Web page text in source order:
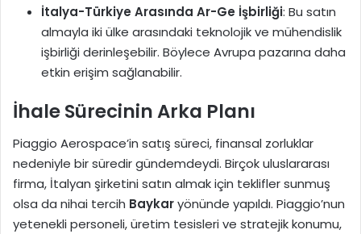
İtalya-Türkiye Arasında Ar-Ge İşbirliği: Bu satın
almayla iki ülke arasındaki teknolojik ve mühendislik
işbirliği derinleşebilir. Böylece Avrupa pazarına daha
etkin erişim sağlanabilir.
İhale Sürecinin Arka Planı
Piaggio Aerospace’in satış süreci, finansal zorluklar
nedeniyle bir süredir gündemdeydi. Birçok uluslararası
firma, İtalyan şirketini satın almak için teklifler sunmuş
olsa da nihai tercih Baykaryönünde yapıldı. Piaggio’nun
yetenekli personeli, üretim tesisleri ve stratejik konumu,